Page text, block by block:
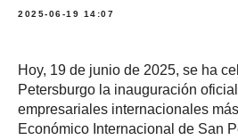
2025-06-19 14:07
Hoy, 19 de junio de 2025, se ha
Petersburgo la inauguración
empresariales internacionales
Económico Internacional de San